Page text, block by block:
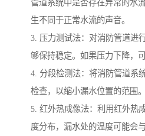
管道系统中是否存在异常的水
生不同于正常水流的声音。
3. 压力测试法：对消防管道进
够保持稳定。如果压力下降，
4. 分段检测法：将消防管道系
检查，以缩小漏水位置的范围。
5. 红外热成像法：利用红外热
度分布，漏水处的温度可能会